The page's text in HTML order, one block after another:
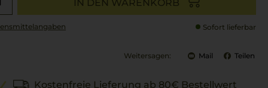
IN DEN WARENKORB
Sofort lieferbar
Weitersagen: Mail Teilen
Kostenfreie Lieferung ab 80€ Bestellwert